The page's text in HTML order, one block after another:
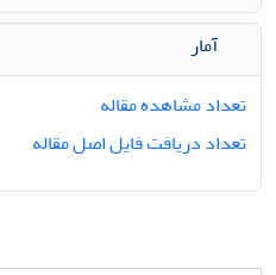
آمار
تعداد مشاهده مقاله
تعداد دریافت فایل اصل مقاله